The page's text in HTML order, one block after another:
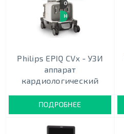
OLED-ЭКРАН
НОВИНКА
Philips EPIQ CVx - УЗИ
аппарат
кардиологический
ПОДРОБНЕЕ